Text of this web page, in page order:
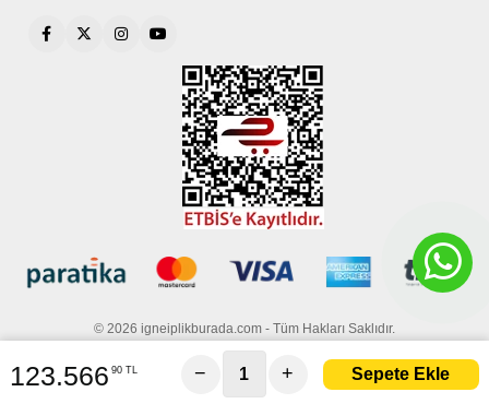
© 2026 igneiplikburada.com - Tüm Hakları Saklıdır.
123.566 90 TL − +